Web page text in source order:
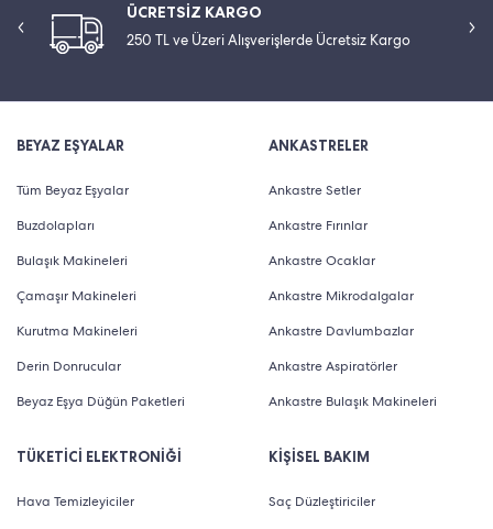
ÜCRETSİZ KARGO
250 TL ve Üzeri Alışverişlerde Ücretsiz Kargo
BEYAZ EŞYALAR
Tüm Beyaz Eşyalar
Buzdolapları
Bulaşık Makineleri
Çamaşır Makineleri
Kurutma Makineleri
Derin Donrucular
Beyaz Eşya Düğün Paketleri
TÜKETİCİ ELEKTRONİĞİ
Hava Temizleyiciler
ANKASTRELER
Ankastre Setler
Ankastre Fırınlar
Ankastre Ocaklar
Ankastre Mikrodalgalar
Ankastre Davlumbazlar
Ankastre Aspiratörler
Ankastre Bulaşık Makineleri
KİŞİSEL BAKIM
Saç Düzleştiriciler